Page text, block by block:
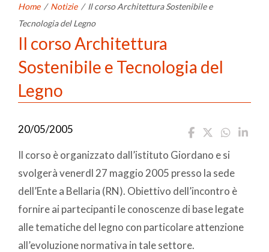
Home / Notizie / Il corso Architettura Sostenibile e
Tecnologia del Legno
Il corso Architettura
Sostenibile e Tecnologia del
Legno
20/05/2005
Il corso è organizzato dall’istituto Giordano e si
svolgerà venerdl 27 maggio 2005 presso la sede
dell’Ente a Bellaria (RN). Obiettivo dell’incontro è
fornire ai partecipanti le conoscenze di base legate
alle tematiche del legno con particolare attenzione
all’evoluzione normativa in tale settore.